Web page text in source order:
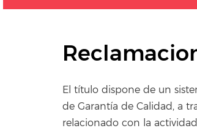
El título dispone de un
de Garantía de Calidad, a
relacionado con la